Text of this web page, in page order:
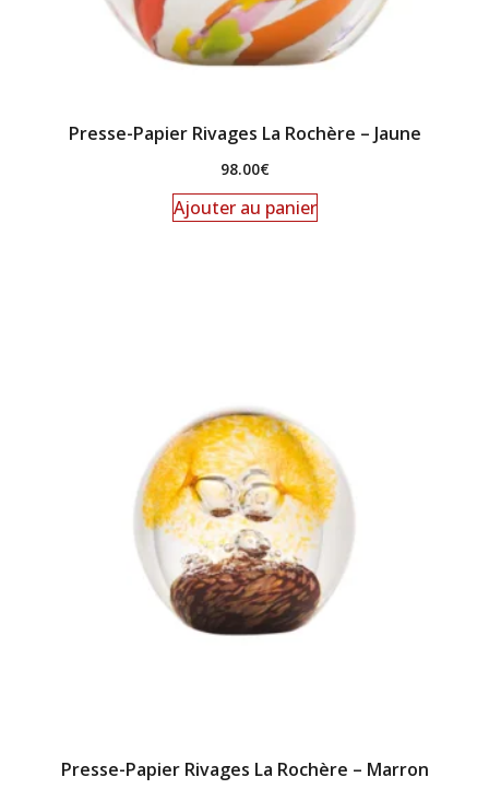
Presse-Papier Rivages La Rochère – Jaune
98.00€
Ajouter au panier
Presse-Papier Rivages La Rochère – Marron